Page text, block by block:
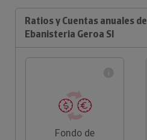
Ratios y Cuentas anuales de
Ebanisteria Geroa Sl
Fondo de